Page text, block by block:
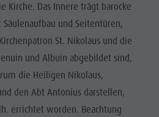
&
Kirche. Das Innere trägt barocke
und Seitentüren,
St. Nikolaus und die
und Albuin abgebildet sind,
die Heiligen Nikolaus,
den Abt Antonius darstellen,
errichtet worden. Beachtung